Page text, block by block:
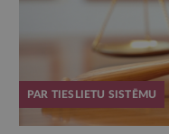
PAR TIESLIETU SISTĒMU